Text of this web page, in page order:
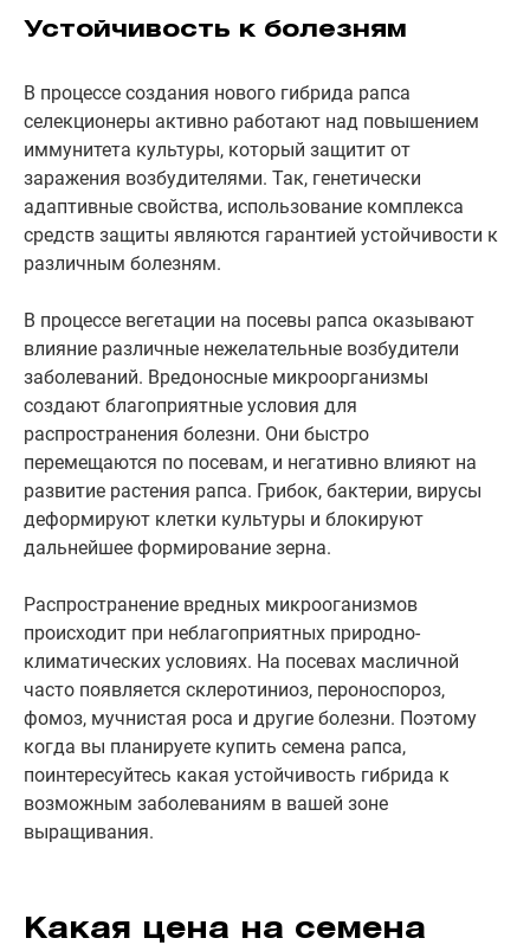
Устойчивость к болезням
В процессе создания нового гибрида рапса
селекционеры активно работают над повышением
иммунитета культуры, который защитит от
заражения возбудителями. Так, генетически
адаптивные свойства, использование комплекса
средств защиты являются гарантией устойчивости к
различным болезням.
В процессе вегетации на посевы рапса оказывают
влияние различные нежелательные возбудители
заболеваний. Вредоносные микроорганизмы
создают благоприятные условия для
распространения болезни. Они быстро
перемещаются по посевам, и негативно влияют на
развитие растения рапса. Грибок, бактерии, вирусы
деформируют клетки культуры и блокируют
дальнейшее формирование зерна.
Распространение вредных микрооганизмов
происходит при неблагоприятных природно-
климатических условиях. На посевах масличной
часто появляется склеротиниоз, пероноспороз,
фомоз, мучнистая роса и другие болезни. Поэтому
когда вы планируете купить семена рапса,
поинтересуйтесь какая устойчивость гибрида к
возможным заболеваниям в вашей зоне
выращивания.
Какая цена на семена